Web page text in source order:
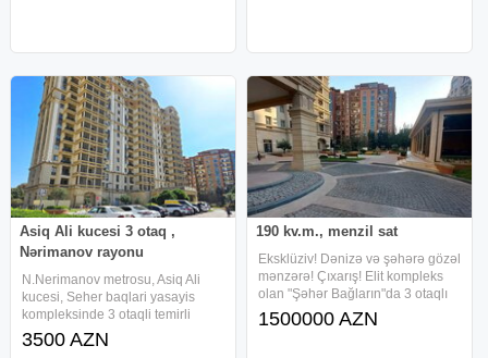
Asiq Ali kucesi 3 otaq ,
Nərimanov rayonu
N.Nerimanov metrosu, Asiq Ali
kucesi, Seher baqlari yasayis
kompleksinde 3 otaqli temirli
menzil kirayeye verilir. 16/9,
190kv.m., 2 san qovsaqi, parket
3500 AZN
190 kv.m., menzil sat
Eksklüziv! Dənizə və şəhərə gözəl
mənzərə! Çıxarış! Elit kompleks
olan "Şəhər Bağların"da 3 otaqlı
mənzil satılır . Mərtəbə:10/16.
Ümumi sahəsi: 190 kv.m.,
1500000 AZN